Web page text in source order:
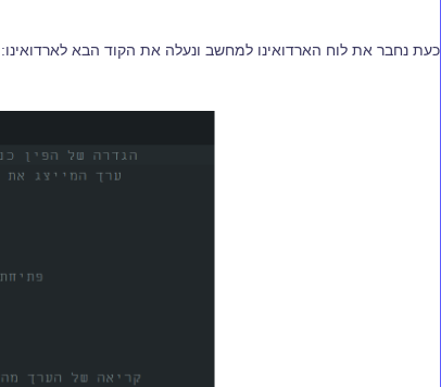
כעת נחבר את לוח הארדואינו למחשב ונעלה את הקוד הבא לארדואינו: